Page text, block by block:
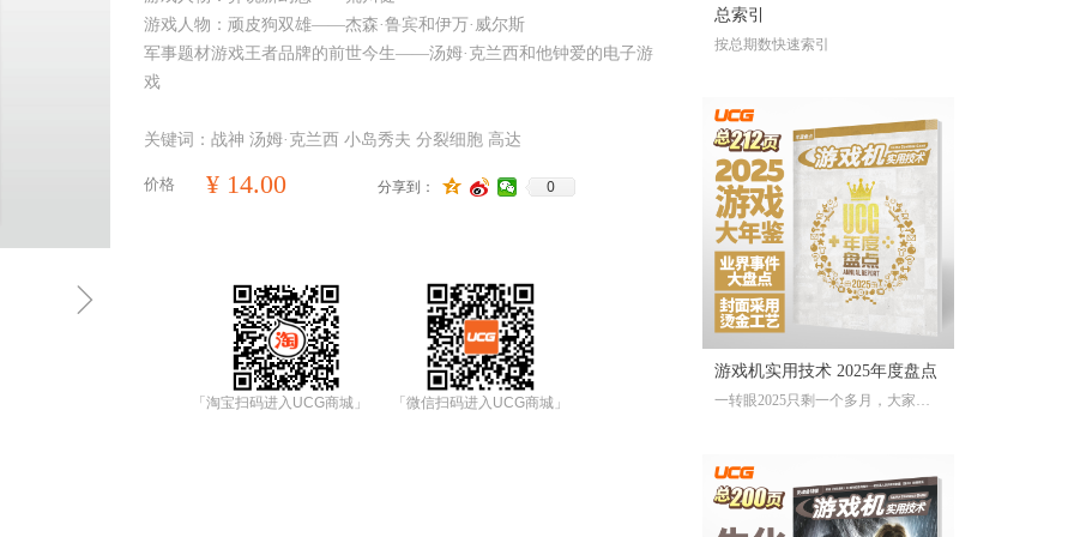
ꁇ
价格 ¥ 14.00 分享到： 0
「微信扫码进入UCG商城」
「淘宝扫码进入UCG商城」
游戏人物：顽皮狗双雄——杰森·鲁宾和伊万·威尔斯
军事题材游戏王者品牌的前世今生——汤姆·克兰西和他钟爱的电子游
戏
关键词：战神 汤姆·克兰西 小岛秀夫 分裂细胞 高达
总索引
按总期数快速索引
游戏机实用技术 2025年度盘点
一转眼2025只剩一个多月，大家对
前一亮的独立游戏、令人印象深刻
的游戏大事？不记得也不要紧，
《游戏机实用技术 2025年度盘点》